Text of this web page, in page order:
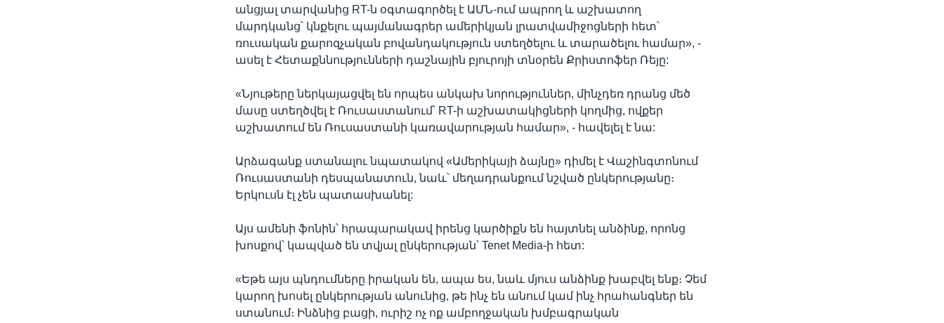
անցյալ տարվանից RT-ն օգտագործել է ԱՄՆ-ում ապրող և աշխատող
մարդկանց՝ կնքելու պայմանագրեր ամերիկյան լրատվամիջոցների հետ՝
ռուսական քարոզչական բովանդակություն ստեղծելու և տարածելու համար», -
ասել է Հետաքննությունների դաշնային բյուրոյի տնօրեն Քրիստոֆեր Ռեյը:
«Նյութերը ներկայացվել են որպես անկախ նորություններ, մինչդեռ դրանց մեծ
մասը ստեղծվել է Ռուսաստանում՝ RT-ի աշխատակիցների կողմից, ովքեր
աշխատում են Ռուսաստանի կառավարության համար», - հավելել է նա:
Արձագանք ստանալու նպատակով «Ամերիկայի ձայնը» դիմել է Վաշինգտոնում
Ռուսաստանի դեսպանատուն, նաև՝ մեղադրանքում նշված ընկերությանը։
Երկուսն էլ չեն պատասխանել:
Այս ամենի ֆոնին՝ հրապարակավ իրենց կարծիքն են հայտնել անձինք, որոնց
խոսքով՝ կապված են տվյալ ընկերության՝ Tenet Media-ի հետ:
«Եթե այս պնդումները իրական են, ապա ես, նաև մյուս անձինք խաբվել ենք։ Չեմ
կարող խոսել ընկերության անունից, թե ինչ են անում կամ ինչ հրահանգներ են
ստանում։ Ինձնից բացի, ուրիշ ոչ ոք ամբողջական խմբագրական